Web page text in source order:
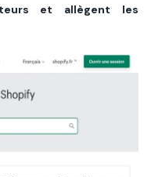
et allègent les